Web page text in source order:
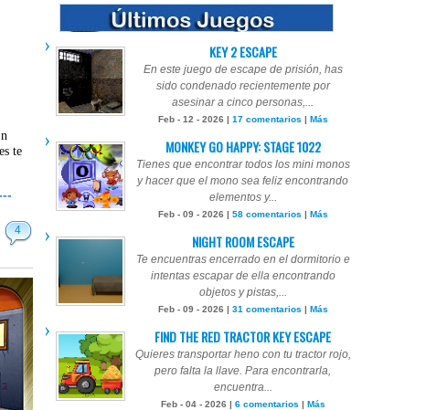
te
4
KEY 2 ESCAPE
En este juego de escape de prisión, has
sido condenado recientemente por
asesinar a cinco personas,...
Feb - 12 - 2026 | 17 comentarios | Más
MONKEY GO HAPPY: STAGE 1022
Tienes que encontrar todos los mini monos
y hacer que el mono sea feliz encontrando
elementos y...
Feb - 09 - 2026 | 58 comentarios | Más
NIGHT ROOM ESCAPE
Te encuentras encerrado en el dormitorio e
intentas escapar de ella encontrando
objetos y pistas,...
Feb - 09 - 2026 | 31 comentarios | Más
FIND THE RED TRACTOR KEY ESCAPE
Quieres transportar heno con tu tractor rojo,
pero falta la llave. Para encontrarla,
encuentra...
Feb - 04 - 2026 | 6 comentarios | Más